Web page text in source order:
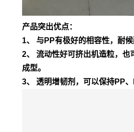
产品突出优点：
1、 与PP有极好的相容性，耐
2、 流动性好可挤出机造粒，也
成型。
3、 透明增韧剂，可以保持PP、